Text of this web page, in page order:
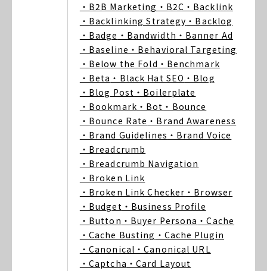
・B2B Marketing ・B2C ・Backlink
・Backlinking Strategy ・Backlog
・Badge ・Bandwidth ・Banner Ad
・Baseline ・Behavioral Targeting
・Below the Fold ・Benchmark
・Beta ・Black Hat SEO ・Blog
・Blog Post ・Boilerplate
・Bookmark ・Bot ・Bounce
・Bounce Rate ・Brand Awareness
・Brand Guidelines ・Brand Voice
・Breadcrumb
・Breadcrumb Navigation
・Broken Link
・Broken Link Checker ・Browser
・Budget ・Business Profile
・Button ・Buyer Persona ・Cache
・Cache Busting ・Cache Plugin
・Canonical ・Canonical URL
・Captcha ・Card Layout